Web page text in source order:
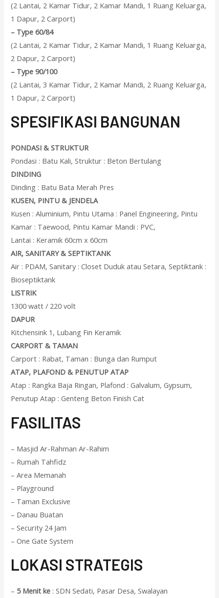
(2 Lantai, 2 Kamar Tidur, 2 Kamar Mandi, 1 Ruang Keluarga,
1 Dapur, 2 Carport)
– Type 60/84
(2 Lantai, 2 Kamar Tidur, 2 Kamar Mandi, 1 Ruang Keluarga,
2 Dapur, 2 Carport)
– Type 90/100
(2 Lantai, 3 Kamar Tidur, 2 Kamar Mandi, 2 Ruang Keluarga,
1 Dapur, 2 Carport)
SPESIFIKASI BANGUNAN
PONDASI & STRUKTUR
Pondasi : Batu Kali, Struktur : Beton Bertulang
DINDING
Dinding : Batu Bata Merah Pres
KUSEN, PINTU & JENDELA
Kusen : Aluminium, Pintu Utama : Panel Engineering, Pintu
Kamar : Taewood, Pintu Kamar Mandi : PVC,
Lantai : Keramik 60cm x 60cm
AIR, SANITARY & SEPTIKTANK
Air : PDAM, Sanitary : Closet Duduk atau Setara, Septiktank :
Bioseptiktank
LISTRIK
1300 watt / 220 volt
DAPUR
Kitchensink 1, Lubang Fin Keramik
CARPORT & TAMAN
Carport : Rabat, Taman : Bunga dan Rumput
ATAP, PLAFOND & PENUTUP ATAP
Atap : Rangka Baja Ringan, Plafond : Galvalum, Gypsum,
Penutup Atap : Genteng Beton Finish Cat
FASILITAS
– Masjid Ar-Rahman Ar-Rahim
– Rumah Tahfidz
– Area Memanah
– Playground
– Taman Exclusive
– Danau Buatan
– Security 24 Jam
– One Gate System
LOKASI STRATEGIS
– 5 Menit ke : SDN Sedati, Pasar Desa, Swalayan